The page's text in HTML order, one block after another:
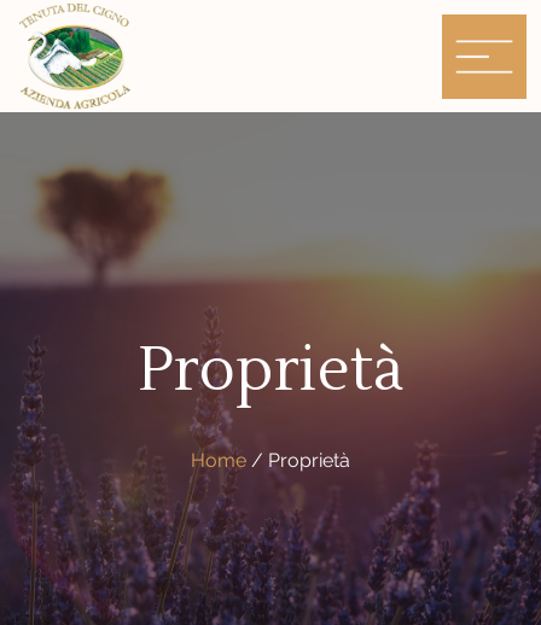
Skip
content
Proprietà
Home / Proprietà